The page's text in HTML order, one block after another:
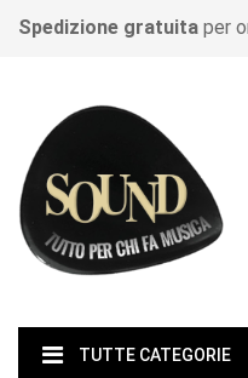
Spedizione gratuita per
TUTTE CATEGORIE